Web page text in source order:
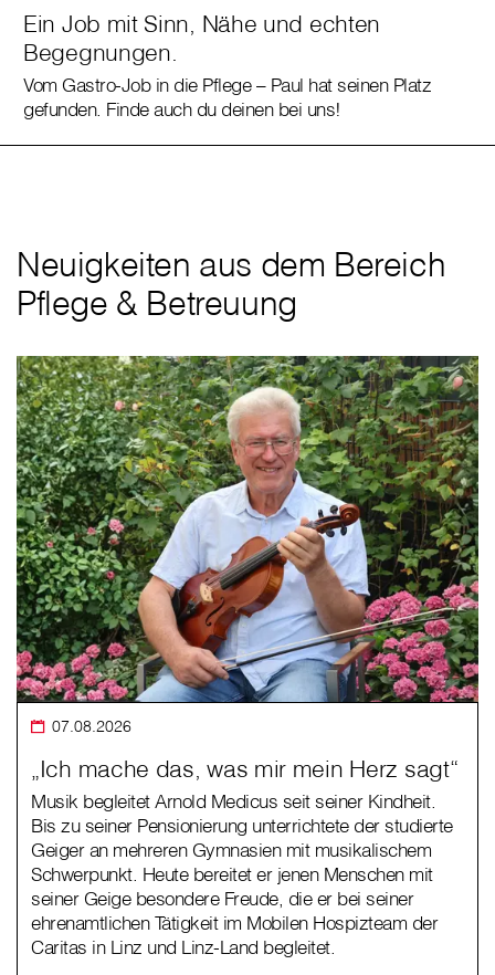
Ein Job mit Sinn, Nähe und echten
Begegnungen.
Vom Gastro-Job in die Pflege – Paul hat seinen Platz
gefunden. Finde auch du deinen bei uns!
Neuigkeiten aus dem Bereich
Pflege & Betreuung
07.08.2026
„Ich mache das, was mir mein Herz sagt“
Musik begleitet Arnold Medicus seit seiner Kindheit.
Bis zu seiner Pensionierung unterrichtete der studierte
Geiger an mehreren Gymnasien mit musikalischem
Schwerpunkt. Heute bereitet er jenen Menschen mit
seiner Geige besondere Freude, die er bei seiner
ehrenamtlichen Tätigkeit im Mobilen Hospizteam der
Caritas in Linz und Linz-Land begleitet.